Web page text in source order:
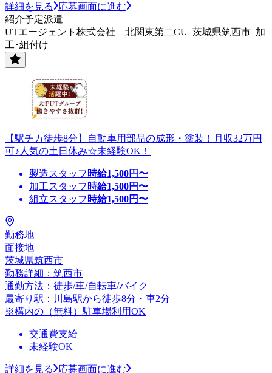
詳細を見る
応募画面に進む
紹介予定派遣
UTエージェント株式会社 北関東第二CU_茨城県筑西市_加
工･組付け
【駅チカ徒歩8分】自動車用部品の成形・塗装！月収32万円
可♪人気の土日休み☆未経験OK！
製造スタッフ 時給1,500円〜
加工スタッフ 時給1,500円〜
組立スタッフ 時給1,500円〜
勤務地
面接地
茨城県筑西市
勤務詳細：筑西市
通勤方法：徒歩/車/自転車/バイク
最寄り駅：川島駅から徒歩8分・車2分
※構内の（無料）駐車場利用OK
交通費支給
未経験OK
詳細を見る 応募画面に進む